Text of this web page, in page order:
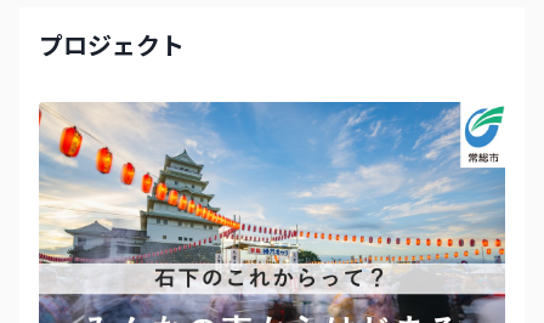
プロジェクト